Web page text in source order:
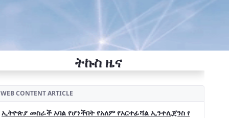
ትኩስ ዜና
WEB CONTENT ARTICLE
ኢትዮጵያ መስራች አባል የሆነችበት የአለም የአርተፊሻል ኢንተሊጀንስ የትብብር